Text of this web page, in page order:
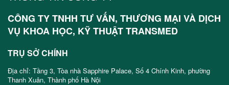
CÔNG TY TNHH TƯ VẤN, THƯƠNG MẠI VÀ DỊCH
VỤ KHOA HỌC, KỸ THUẬT TRANSMED
TRỤ SỞ CHÍNH
Địa chỉ: Tầng 3, Tòa nhà Sapphire Palace, Số 4 Chính Kinh, phường
Thanh Xuân, Thành phố Hà Nội